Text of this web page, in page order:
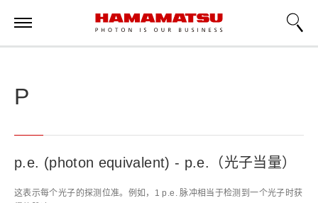
P
p.e. (photon equivalent) - p.e.（光子当量）
这表示每个光子的探测位准。例如，1 p.e. 脉冲相当于检测到一个光子时获